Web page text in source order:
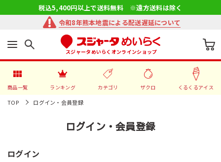
税込5,400円以上で送料無料 ※遠方送料は除く
令和8年熊本地震による配送遅延について
スジャータめいらくオンラインショップ
商品一覧 ランキング カテゴリ ザクロ くるくるアイス
TOP ログイン・会員登録
ログイン・会員登録
ログイン